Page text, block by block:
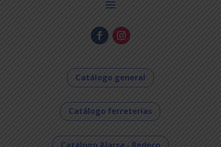
Catálogo general
Catálogo ferreterías